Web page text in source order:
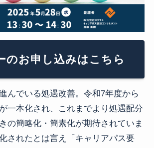
のお申し込みはこちら
んでいる処遇改善。令和7年度から
一本化され、これまでより処遇配分
の簡略化・簡素化が期待されていま
されたとは言え「キャリアパス要